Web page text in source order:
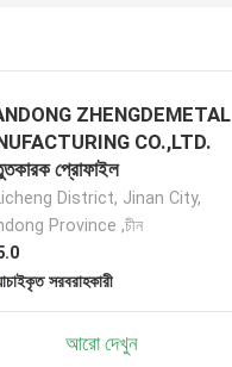
ZHENGDEMETAL
CO.,LTD.
প্রোফাইল
District, Jinan City,
Province ,চীন
সরবরাহকারী
আরো দেখুন